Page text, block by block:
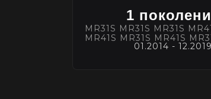
1
MR31S MR31S MR31S
MR41S MR31S MR41S
01.2014 - 12.2019